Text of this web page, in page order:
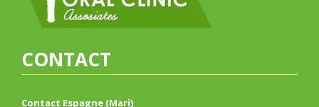
CONTACT
Contact Espagne (Mari)